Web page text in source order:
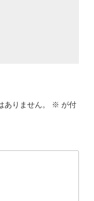
りません。 ※ が付